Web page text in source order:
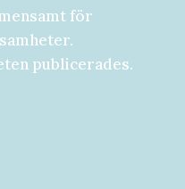
för
publicerades.